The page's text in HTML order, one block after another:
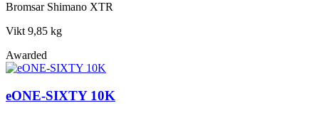
Bromsar Shimano XTR
Vikt 9,85 kg
Awarded
eONE-SIXTY 10K